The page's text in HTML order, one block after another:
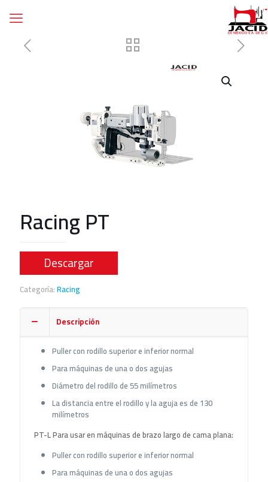
Racing PT
Descargar
Categoría:Racing
Descripción
Puller con rodillo superior e inferior normal
Para máquinas de una o dos agujas
Diámetro del rodillo de 55 milímetros
La distancia entre el rodillo y la aguja es de 130
milímetros
PT-L Para usar en máquinas de brazo largo de cama plana:
Puller con rodillo superior e inferior normal
Para máquinas de una o dos agujas